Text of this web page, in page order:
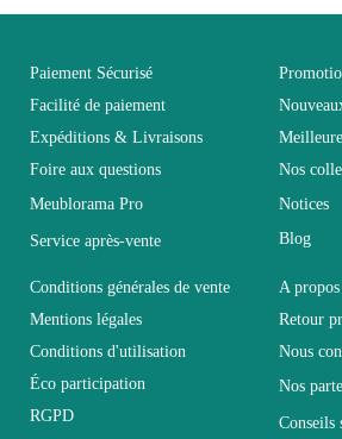
Age Adulte
Collection
Coloris Blanc
Dimensions
Electrique Non
Non
Vous devez vous connecter pour
Paiement Sécurisé
Facilité de paiement
Expéditions & Livraisons
Foire aux questions
Meublorama Pro
Service après-vente
Nos
Notices
Blog
Conditions générales de vente
Mentions légales
Conditions d'utilisation
Éco participation
RGPD
A
Retour
Nous
Nos
Conseils